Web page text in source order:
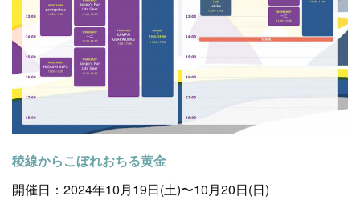
稜線からこぼれおちる黄金
開催日：2024年10月19日(土)〜10月20日(日)